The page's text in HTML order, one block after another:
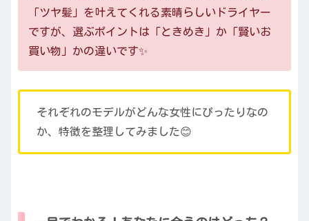
「ツヤ髪」を叶えてくれる素晴らしいドライヤー
ですが、選ぶポイントは「ときめき」か「賢いお
買い物」かの違いです✨
それぞれのモデルがどんな女性にぴったりなの
か、特徴を整理してみました😊